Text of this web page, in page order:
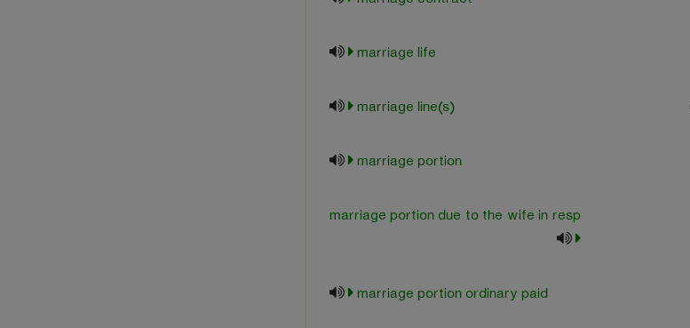
marriage life
marriage line(s)
marriage portion
marriage portion due to the wife in resp
marriage portion ordinary paid